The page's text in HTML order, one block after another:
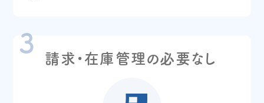
請求・在庫管理の必要なし